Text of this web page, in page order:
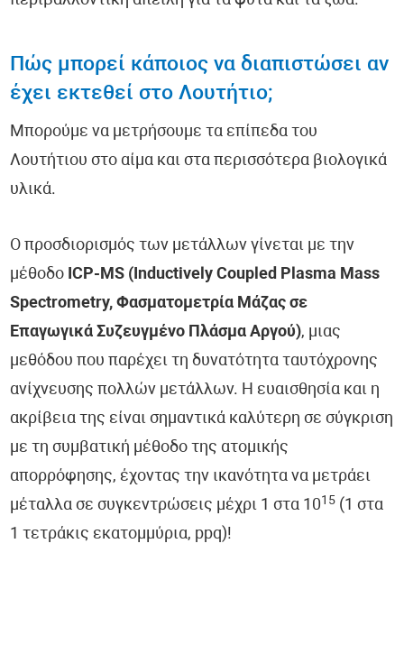
Πώς μπορεί κάποιος να διαπιστώσει αν
έχει εκτεθεί στο Λουτήτιο;
Μπορούμε να μετρήσουμε τα επίπεδα του
Λουτήτιου στο αίμα και στα περισσότερα βιολογικά
υλικά.
Ο προσδιορισμός των μετάλλων γίνεται με την
μέθοδο ICP-MS (Inductively Coupled Plasma Mass
Spectrometry, Φασματομετρία Μάζας σε
Επαγωγικά Συζευγμένο Πλάσμα Αργού), μιας
μεθόδου που παρέχει τη δυνατότητα ταυτόχρονης
ανίχνευσης πολλών μετάλλων. Η ευαισθησία και η
ακρίβεια της είναι σημαντικά καλύτερη σε σύγκριση
με τη συμβατική μέθοδο της ατομικής
απορρόφησης, έχοντας την ικανότητα να μετράει
μέταλλα σε συγκεντρώσεις μέχρι 1 στα 1015 (1 στα
1 τετράκις εκατομμύρια, ppq)!